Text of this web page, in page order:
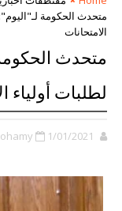
متحدث الحكومة لـ"اليوم":
الامتحانات
متحدث الحكومة
لطلبات أولياء
1/01/2021